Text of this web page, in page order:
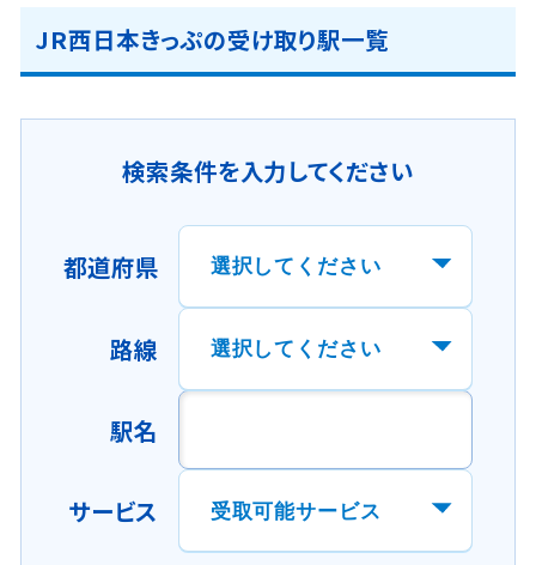
JR西日本きっぷの受け取り駅一覧
検索条件を入力してください
都道府県
路線
駅名
サービス